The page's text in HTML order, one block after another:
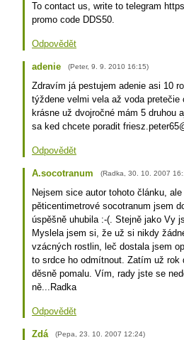
To contact us, write to telegram
promo code DDS50.
Odpovědět
adenie (Peter, 9. 9. 2010 16:15)
Zdravím já pestujem adenie asi 10
týždene velmi vela až voda
krásne už dvojročné mám 5 druhou
sa ked chcete poradit
Odpovědět
A.socotranum (Radka 30. 10. 2007
Nejsem sice autor tohoto článku,
pěticentimetrové socotranum jsem
úspěšně uhubila :-(. Stejně jako Vy
Myslela jsem si, že už si nikdy
vzácných rostlin, leč dostala jsem
to srdce ho odmítnout. Zatím už
děsně pomalu. Vím, rady jste se
ně...Radka
Odpovědět
Zdá (Pepa 23. 10. 2007 12:24)